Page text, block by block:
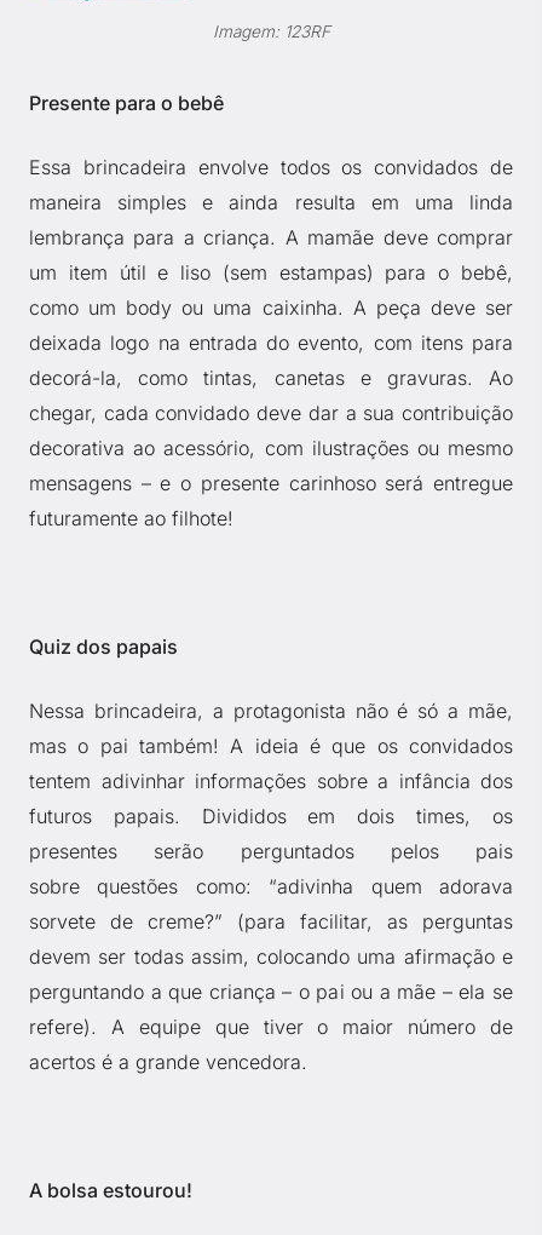
Imagem: 123RF
Presente para o bebê
Essa brincadeira envolve todos os convidados de
maneira simples e ainda resulta em uma linda
lembrança para a criança. A mamãe deve comprar
um item útil e liso (sem estampas) para o bebê,
como um body ou uma caixinha. A peça deve ser
deixada logo na entrada do evento, com itens para
decorá-la, como tintas, canetas e gravuras. Ao
chegar, cada convidado deve dar a sua contribuição
decorativa ao acessório, com ilustrações ou mesmo
mensagens – e o presente carinhoso será entregue
futuramente ao filhote!
Quiz dos papais
Nessa brincadeira, a protagonista não é só a mãe,
mas o pai também! A ideia é que os convidados
tentem adivinhar informações sobre a infância dos
futuros papais. Divididos em dois times, os
presentes serão perguntados pelos pais
sobre questões como: “adivinha quem adorava
sorvete de creme?” (para facilitar, as perguntas
devem ser todas assim, colocando uma afirmação e
perguntando a que criança – o pai ou a mãe – ela se
refere). A equipe que tiver o maior número de
acertos é a grande vencedora.
A bolsa estourou!